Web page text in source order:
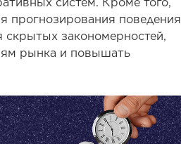
прогнозирования поведения
скрытых закономерностей,
рынка и повышать